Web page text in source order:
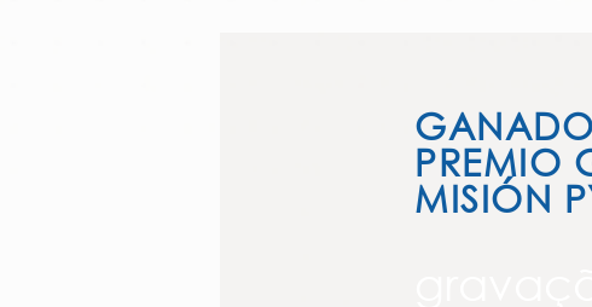
PREMIO
MISIÓN